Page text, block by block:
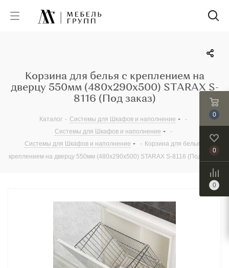
Корзина для белья с креплением на
дверцу 550мм (480х290х500) STARAX S-
8116 (Под заказ)
Каталог - Системы для Шкафов и наполнение
-
Системы для Шкафов и наполнение
-
Системы для Шкафов и наполнение
- Корзина для белья с
креплением на дверцу 550мм (480х290х500) STARAX S-8116 (Под заказ)
0
0
0